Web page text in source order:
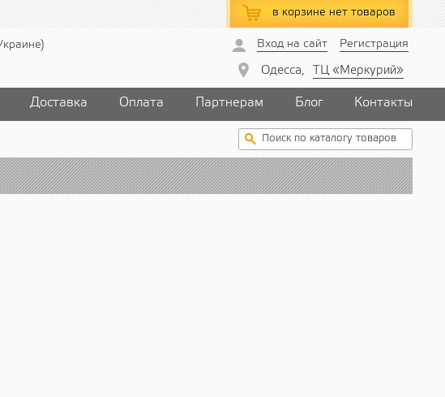
в корзине нет товаров
) Вход на сайт Регистрация
Одесса, ТЦ «Меркурий»
Доставка Оплата Партнерам Блог Контакты